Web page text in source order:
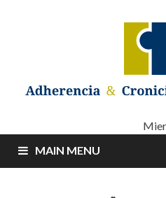
Adherencia – Cronicidad –
MAIN MENU